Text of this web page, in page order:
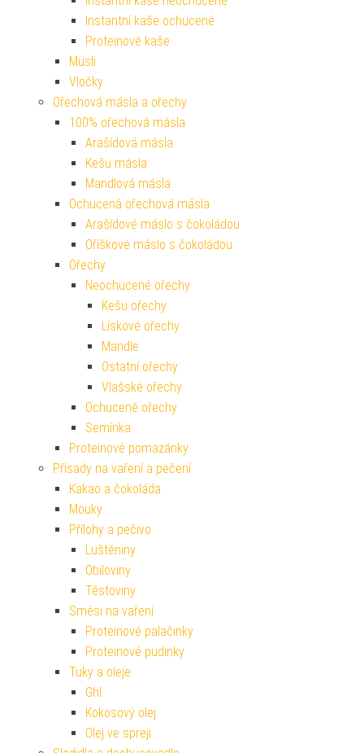
Instantní kaše ochucené
Proteinové kaše
Müsli
Vločky
Ořechová másla a ořechy
100% ořechová másla
Arašídová másla
Kešu másla
Mandlová másla
Ochucená ořechová másla
Arašídové máslo s čokoládou
Oříškové máslo s čokoládou
Ořechy
Neochucené ořechy
Kešu ořechy
Lískové ořechy
Mandle
Ostatní ořechy
Vlašské ořechy
Ochucené ořechy
Semínka
Proteinové pomazánky
Přísady na vaření a pečení
Kakao a čokoláda
Mouky
Přílohy a pečivo
Luštěniny
Obiloviny
Těstoviny
Směsi na vaření
Proteinové palačinky
Proteinové pudinky
Tuky a oleje
Ghí
Kokosový olej
Olej ve spreji